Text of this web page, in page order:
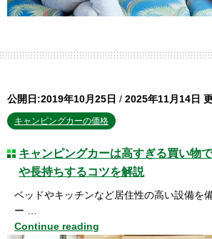
公開日:2019年10月25日 / 2025年11月14日
キャンピングカーの価格
キャンピングカーは高すぎる買い物
や長持ちするコツを解説
ベッドやキッチンなど居住性の高い設備を
ー …
Continue reading